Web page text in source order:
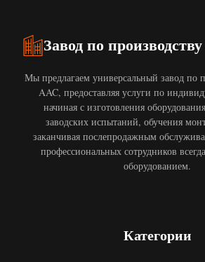
Завод по
Мы предлагаем универсальный завод по
AAC, предоставляя услуги по
начиная с изготовления
заводских испытаний, обучения
заканчивая послепродажным
профессиональных сотрудников
оборудованием.
Категории